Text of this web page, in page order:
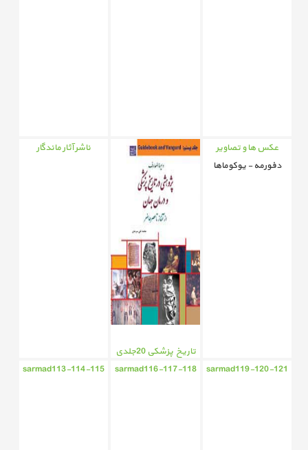
عکس ها و تصاویر
دفورمه - یوکوماها
تاریخ پزشکی 20جلدی
ناشر آثار ماندگار
sarmad119-120-121
sarmad116-117-118
sarmad113-114-115